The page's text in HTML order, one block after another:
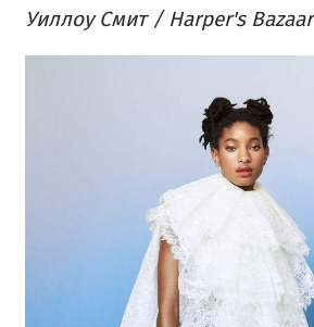
Уиллоу Смит / Harper's Bazaar